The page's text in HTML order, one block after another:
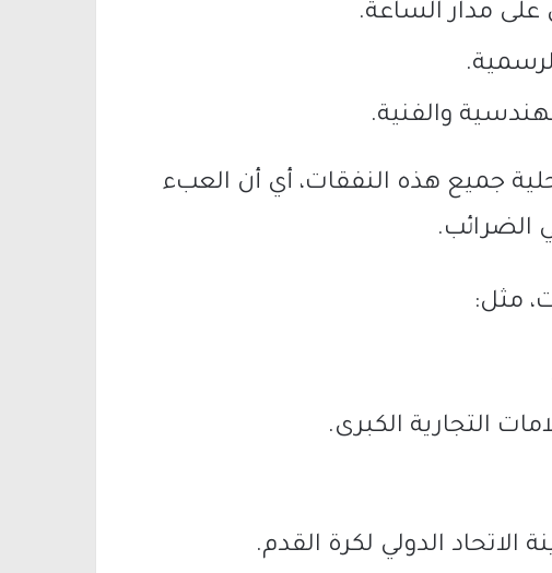
مدار الساعة.
والفنية.
جميع هذه النفقات، أي أن العبء
الضرائب.
مثل:
التجارية الكبرى.
الدولي لكرة القدم.